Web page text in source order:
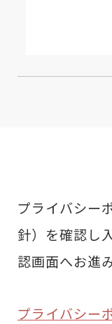
プライバシー
針）を確認し
認画面へお進
プライバシー